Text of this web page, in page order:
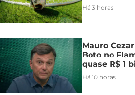
Há 3 horas
Mauro
Boto no
quase R$ 1
Há 10 horas